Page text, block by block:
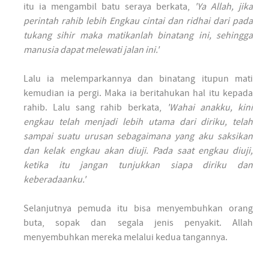
itu ia mengambil batu seraya berkata,
'Ya Allah, jika
perintah rahib lebih Engkau cintai dan ridhai dari pada
tukang sihir maka matikanlah binatang ini, sehingga
manusia dapat melewati jalan ini.'
Lalu ia melemparkannya dan binatang itupun mati
kemudian ia pergi. Maka ia beritahukan hal itu kepada
rahib. Lalu sang rahib berkata,
'Wahai anakku, kini
engkau telah menjadi lebih utama dari diriku, telah
sampai suatu urusan sebagaimana yang aku saksikan
dan kelak engkau akan diuji. Pada saat engkau diuji,
ketika itu jangan tunjukkan siapa diriku dan
keberadaanku.'
Selanjutnya pemuda itu bisa menyembuhkan orang
buta, sopak dan segala jenis penyakit. Allah
menyembuhkan mereka melalui kedua tangannya.